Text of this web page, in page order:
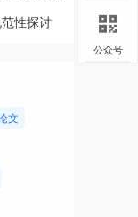
性探讨
文
公众号